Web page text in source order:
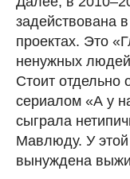
задействована
проектах. Это
ненужных
Стоит отдельно
сериалом «А у
сыграла
Мавлюду. У
вынуждена